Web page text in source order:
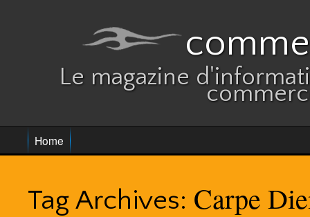
Le magazine
Home
Tag Archives: Carpe